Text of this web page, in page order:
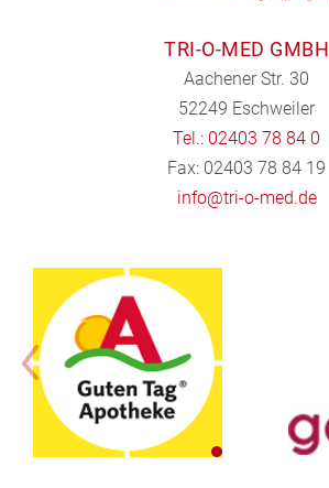
TRI-O-MED GMBH
Aachener Str. 30
52249 Eschweiler
Tel.: 02403 78 84 0
Fax: 02403 78 84 19
info@tri-o-med.de